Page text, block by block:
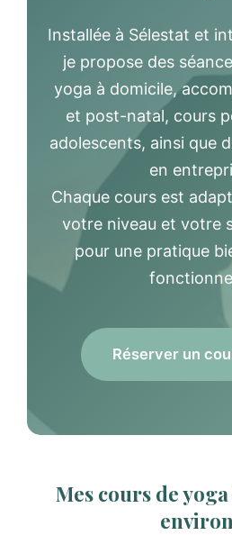
Installée à Sélestat et
je propose des
yoga à domicile,
et post-natal, cours
adolescents, ainsi que
en
Chaque cours est
votre niveau et votre
pour une pratique
Réserver un
Mes cours de